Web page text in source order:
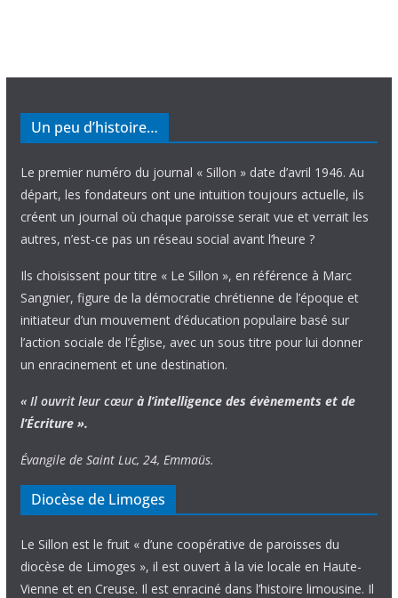
Un peu d’histoire…
Le premier numéro du journal « Sillon » date d’avril 1946. Au
départ, les fondateurs ont une intuition toujours actuelle, ils
créent un journal où chaque paroisse serait vue et verrait les
autres, n’est-ce pas un réseau social avant l’heure ?
Ils choisissent pour titre « Le Sillon », en référence à Marc
Sangnier, figure de la démocratie chrétienne de l’époque et
initiateur d’un mouvement d’éducation populaire basé sur
l’action sociale de l’Église, avec un sous titre pour lui donner
un enracinement et une destination.
« Il ouvrit leur cœur à l’intelligence des évènements et de
l’Écriture ».
Évangile de Saint Luc, 24, Emmaüs.
Diocèse de Limoges
Le Sillon est le fruit « d’une coopérative de paroisses du
diocèse de Limoges », il est ouvert à la vie locale en Haute-
Vienne et en Creuse. Il est enraciné dans l’histoire limousine. Il